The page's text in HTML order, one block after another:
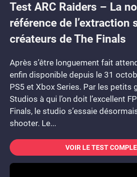
9
Test ARC Raiders – La
référence de l’extraction
créateurs de The Finals
Après s’être longuement fait
enfin disponible depuis le 31
PS5 et Xbox Series. Par les petits
Studios à qui l’on doit l’excellent
Finals, le studio s’essaie
shooter. Le...
VOIR LE TEST